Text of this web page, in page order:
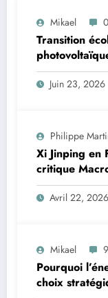
Mikael 0
Transition
les
Juin 23, 2026
Philippe
Xi Jinping en
critique
erreurs faites
Avril 22, 2026
Mikael 9
Pourquoi
choix